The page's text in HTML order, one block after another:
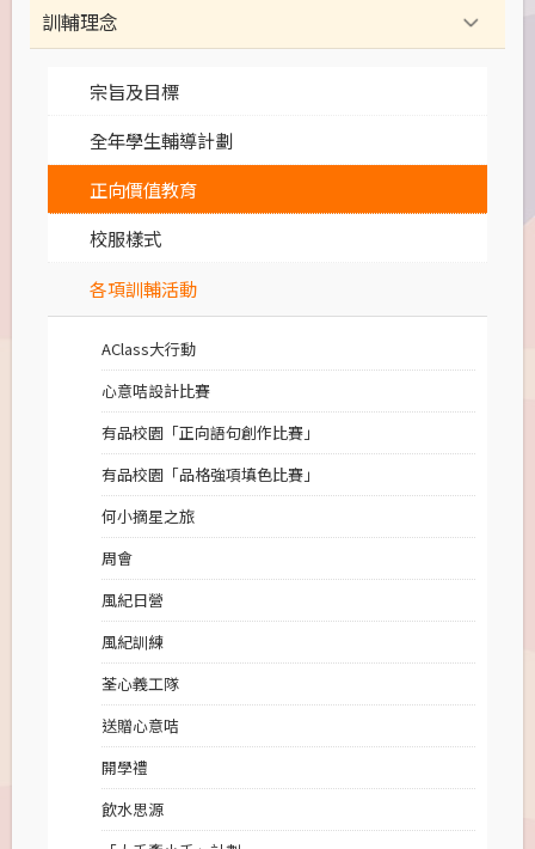
訓輔理念
宗旨及目標
全年學生輔導計劃
正向價值教育
校服樣式
各項訓輔活動
AClass大行動
心意咭設計比賽
有品校園「正向語句創作比賽」
有品校園「品格強項填色比賽」
何小摘星之旅
周會
風紀日營
風紀訓練
荃心義工隊
送贈心意咭
開學禮
飲水思源